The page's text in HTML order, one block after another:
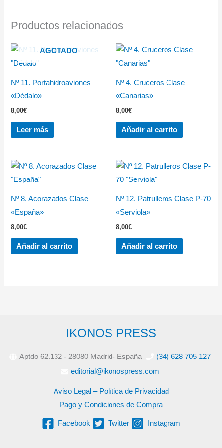
Productos relacionados
AGOTADO
Nº 11. Portahidroaviones
«Dédalo»
8,00€
Leer más
Nº 4. Cruceros Clase
«Canarias»
8,00€
Añadir al carrito
Nº 8. Acorazados Clase
«España»
8,00€
Añadir al carrito
Nº 12. Patrulleros Clase P-70
«Serviola»
8,00€
Añadir al carrito
IKONOS PRESS
Aptdo 62.132 - 28080 Madrid- España
(34) 628 705 127
editorial@ikonospress.com
Aviso Legal – Política de Privacidad
Pago y Condiciones de Compra
Facebook Twitter Instagram